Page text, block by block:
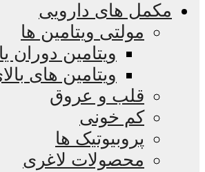
مکمل های دارویی
مولتی ویتامین ها
ویتامین دوران
ویتامین های بالای 50
قلب و عروق
کم خونی
پروبیوتیک ها
محصولات لاغری